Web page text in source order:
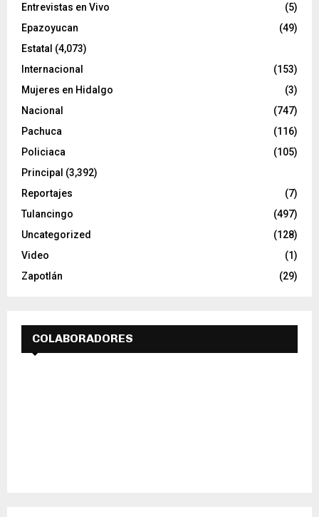
Entrevistas en Vivo
(5)
Epazoyucan
(49)
Estatal (4,073)
Internacional
(153)
Mujeres en Hidalgo
(3)
Nacional
(747)
Pachuca
(116)
Policiaca
(105)
Principal (3,392)
Reportajes
(7)
Tulancingo
(497)
Uncategorized
(128)
Video
(1)
Zapotlán
(29)
COLABORADORES